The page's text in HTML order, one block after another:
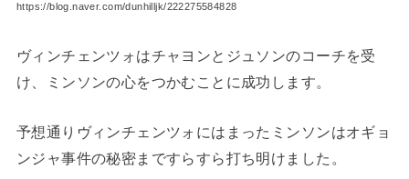
https://blog.naver.com/dunhilljk/222275584828
ヴィンチェンツォはチャヨンとジュソンのコーチを受
け、ミンソンの心をつかむことに成功します。
予想通りヴィンチェンツォにはまったミンソンはオギョ
ンジャ事件の秘密まですらすら打ち明けました。